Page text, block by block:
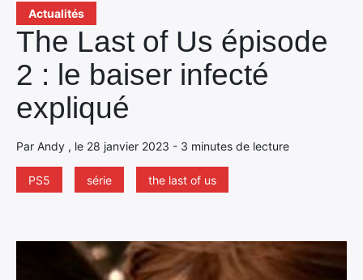
Actualités
The Last of Us épisode
2 : le baiser infecté
expliqué
Par Andy , le 28 janvier 2023 - 3 minutes de lecture
PS5 série the last of us